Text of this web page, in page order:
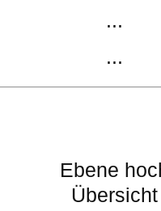
...
...
Ebene
Übersicht